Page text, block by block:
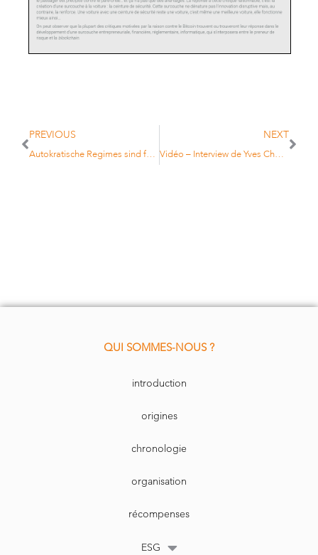
PREVIOUS
Autokratische Regimes sind für Anleger immer ein investmentrisiko
NEXT
Vidéo – Interview de Yves Choueifaty sur BFM Business
QUI SOMMES-NOUS ?
introduction
origines
chronologie
organisation
récompenses
ESG